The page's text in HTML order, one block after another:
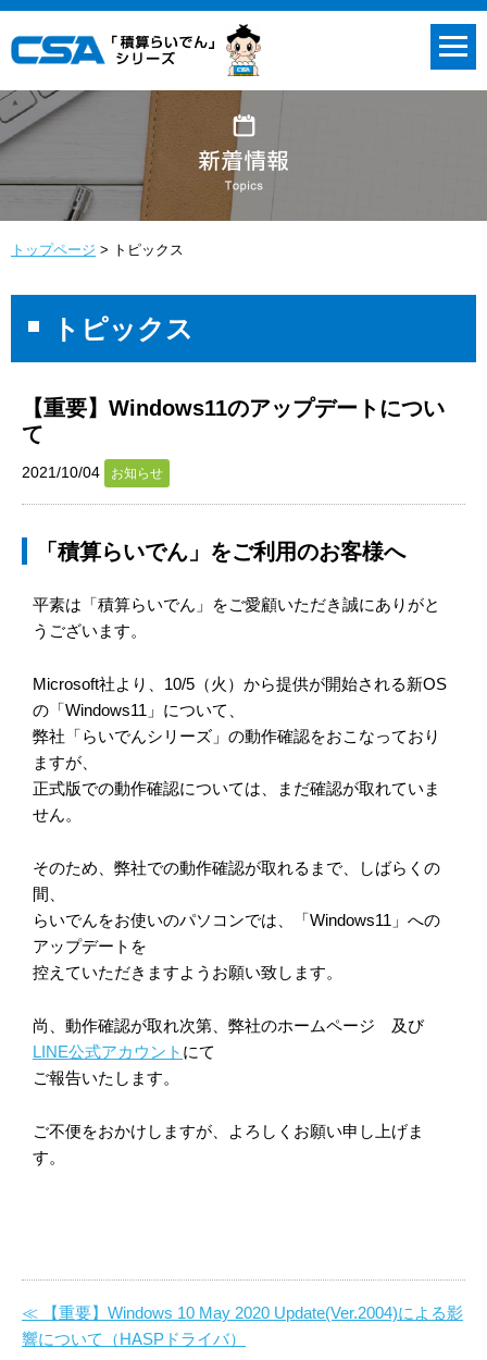
トップページ トピックス
トピックス
【重要】Windows11のアップデートについ
て
2021/10/04 お知らせ
「積算らいでん」をご利用のお客様へ
平素は「積算らいでん」をご愛顧いただき誠にありがと
うございます。
Microsoft社より、10/5（火）から提供が開始される新OS
の「Windows11」について、
弊社「らいでんシリーズ」の動作確認をおこなっており
ますが、
正式版での動作確認については、まだ確認が取れていま
せん。
そのため、弊社での動作確認が取れるまで、しばらくの
間、
らいでんをお使いのパソコンでは、「Windows11」への
アップデートを
控えていただきますようお願い致します。
尚、動作確認が取れ次第、弊社のホームページ 及び
LINE公式アカウント にて
ご報告いたします。
ご不便をおかけしますが、よろしくお願い申し上げま
す。
≪ 【重要】Windows 10 May 2020 Update(Ver.2004)による影
響について（HASPドライバ）